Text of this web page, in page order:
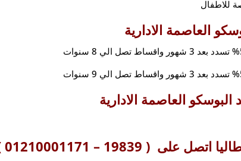
للاطفال
العاصمة الادارية
العاصمة الادارية
( 19839 – 01210001171 )